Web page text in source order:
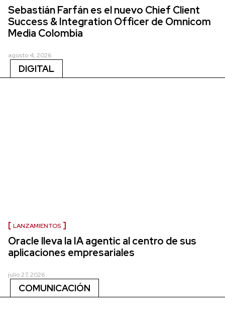
Sebastián Farfán es el nuevo Chief Client
Success & Integration Officer de Omnicom
Media Colombia
agosto 4, 2026
DIGITAL
LANZAMIENTOS
Oracle lleva la IA agentic al centro de sus
aplicaciones empresariales
julio 27, 2026
COMUNICACIÓN